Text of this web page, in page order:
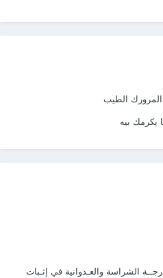
الطيب
يكرمك بيه
الشراسة والعـدوانية في إثـبات